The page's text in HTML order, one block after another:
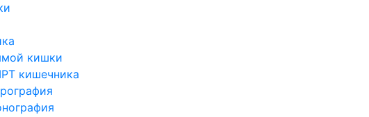
кишки
кишечника